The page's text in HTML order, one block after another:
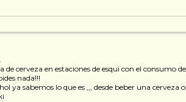
de cerveza en estaciones de esqui con el consumo
nada!!!
ya sabemos lo que es ,,, desde beber una cerveza